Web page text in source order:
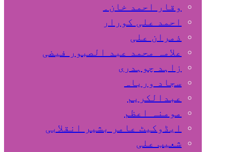
وقار احمد خان۔
احمد علی کورار
ذمران علی
علامہ محمد عبد الصبور فیضی
زاہد چوہدری
سجاد وریاہ
عبدالکریم
مومنہ اعظم
ایڈوکیٹ عامر بشیر انقلابی
شعیب علی